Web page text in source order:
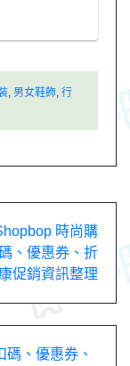
男女鞋飾 行
時尚購
、優惠券、折
促銷資訊整理
碼、優惠券、